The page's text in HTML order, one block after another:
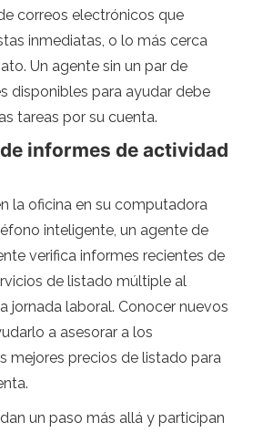
correos electrónicos que
inmediatas, o lo más cerca
Un agente sin un par de
disponibles para ayudar debe
tareas por su cuenta.
informes de actividad
la oficina en su computadora
inteligente, un agente de
verifica informes recientes de
de listado múltiple al
jornada laboral. Conocer nuevos
a asesorar a los
mejores precios de listado para
un paso más allá y participan